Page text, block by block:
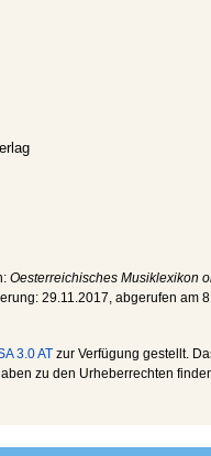
Oesterreichisches Musiklexikon
29.11.2017 , abgerufen am
3.0 AT zur Verfügung gestellt.
zu den Urheberrechten